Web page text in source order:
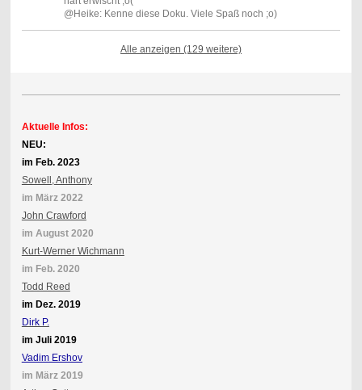
@Heike: Kenne diese Doku. Viele Spaß noch ;o)
Alle anzeigen (129 weitere)
Aktuelle Infos:
NEU:
im Feb. 2023
Sowell, Anthony
im März 2022
John Crawford
im August 2020
Kurt-Werner Wichmann
im Feb. 2020
Todd Reed
im Dez. 2019
Dirk P.
im Juli 2019
Vadim Ershov
im März 2019